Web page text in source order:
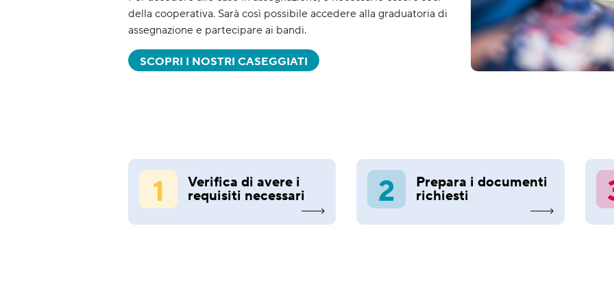
della cooperativa. Sarà così possibile accedere alla graduatoria di
assegnazione e partecipare ai bandi.
SCOPRI I NOSTRI CASEGGIATI
1 Verifica di avere i
requisiti necessari 2 Prepara i documenti
richiesti